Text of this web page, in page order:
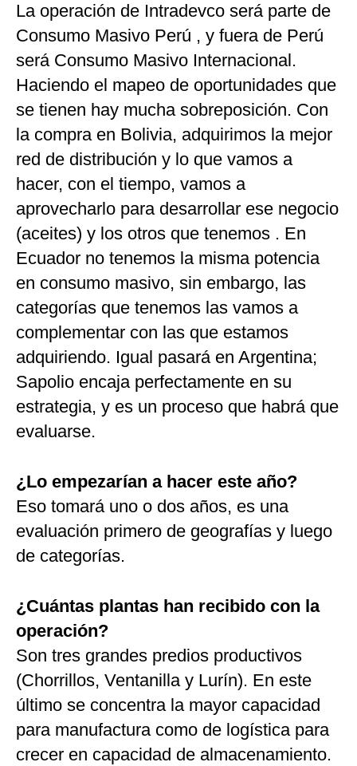
La operación de Intradevco será parte de
Consumo Masivo Perú , y fuera de Perú
será Consumo Masivo Internacional.
Haciendo el mapeo de oportunidades que
se tienen hay mucha sobreposición. Con
la compra en Bolivia, adquirimos la mejor
red de distribución y lo que vamos a
hacer, con el tiempo, vamos a
aprovecharlo para desarrollar ese negocio
(aceites) y los otros que tenemos . En
Ecuador no tenemos la misma potencia
en consumo masivo, sin embargo, las
categorías que tenemos las vamos a
complementar con las que estamos
adquiriendo. Igual pasará en Argentina;
Sapolio encaja perfectamente en su
estrategia, y es un proceso que habrá que
evaluarse.
¿Lo empezarían a hacer este año?
Eso tomará uno o dos años, es una
evaluación primero de geografías y luego
de categorías.
¿Cuántas plantas han recibido con la
operación?
Son tres grandes predios productivos
(Chorrillos, Ventanilla y Lurín). En este
último se concentra la mayor capacidad
para manufactura como de logística para
crecer en capacidad de almacenamiento.